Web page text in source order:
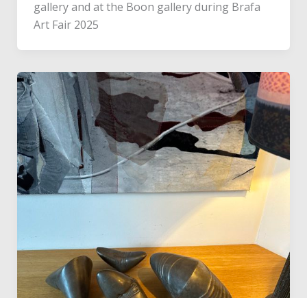
gallery and at the Boon gallery during Brafa
Art Fair 2025